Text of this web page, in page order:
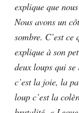
explique que
Nous avons un
sombre. C’est
explique à son
deux loups qui
c’estla joie, la
loup c’est la